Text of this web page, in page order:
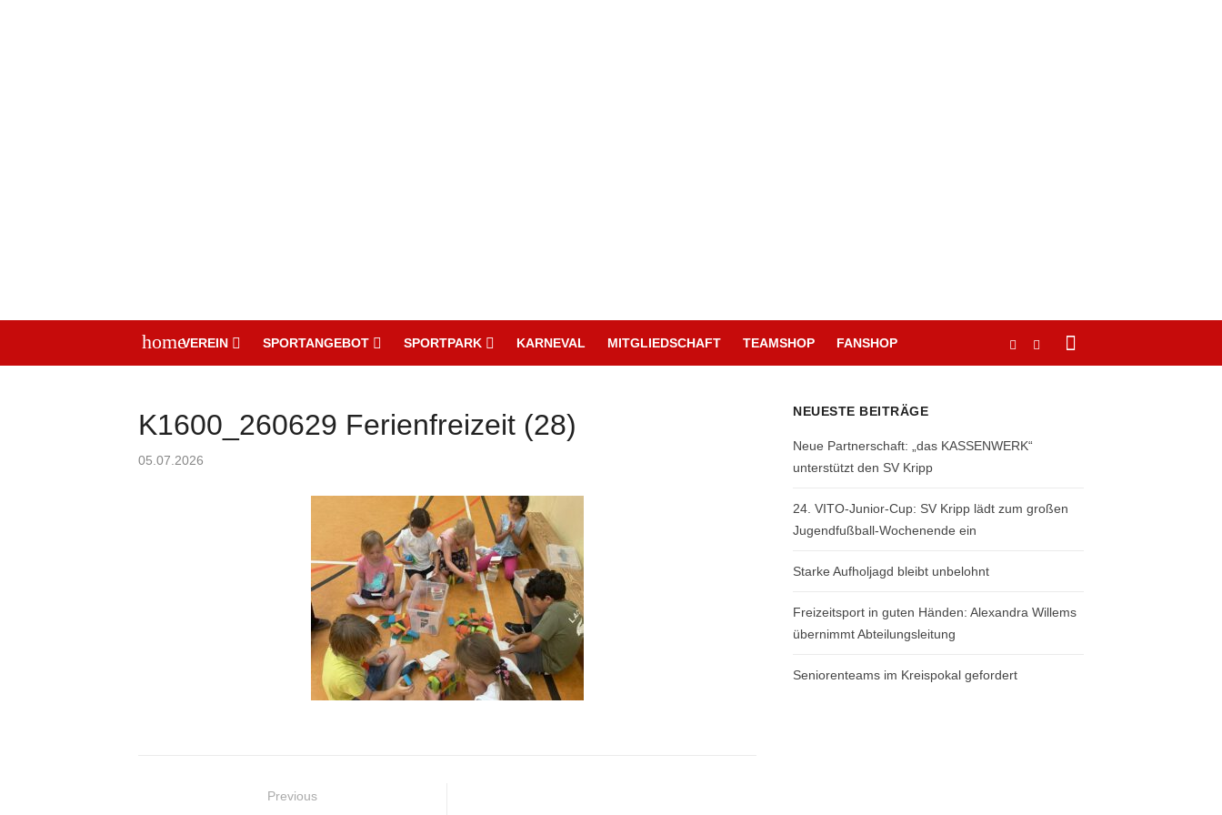
homeVEREIN SPORTANGEBOT SPORTPARK KARNEVAL MITGLIEDSCHAFT TEAMSHOP FANSHOP
K1600_260629 Ferienfreizeit (28)
Posted
05.07.2026
Beitragsnavigation
Previous
NEUESTE BEITRÄGE
Neue Partnerschaft: „das KASSENWERK“
unterstützt den SV Kripp
24. VITO-Junior-Cup: SV Kripp lädt zum großen
Jugendfußball-Wochenende ein
Starke Aufholjagd bleibt unbelohnt
Freizeitsport in guten Händen: Alexandra Willems
übernimmt Abteilungsleitung
Seniorenteams im Kreispokal gefordert